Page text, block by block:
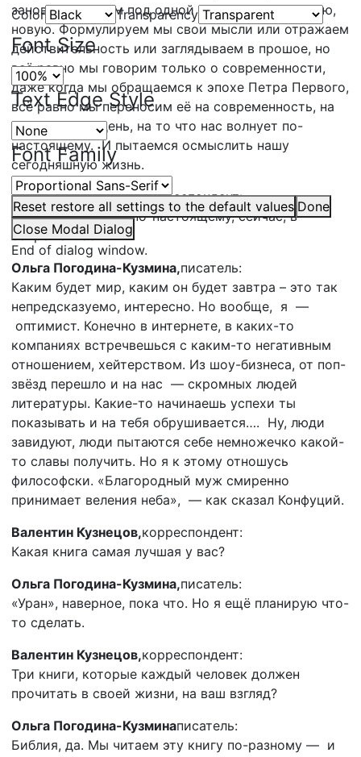
Color Transparency
Font Size
Text Edge Style
Font Family
Reset restore all settings to the default values Done
Close Modal Dialog
End of dialog window.
заново выпустим под одной обложкой, трилогию,
новую. Формулируем мы свои мысли или отражаем
действительность или заглядываем в прошое, но
всё равно мы говорим только о современности,
даже когда мы обращаемся к эпохе Петра Первого,
всё равно мы переносим её на современность, на
сегодняшний день, на то что нас волнует по-
настоящему. И пытаемся осмыслить нашу
сегодняшную жизнь.
Валентин Кузнецов,корреспондент:
А что вас волнует по-настоящему, сейчас, в
современности?
Ольга Погодина-Кузмина,писатель:
Каким будет мир, каким он будет завтра – это так
непредсказуемо, интересно. Но вообще, я —
оптимист. Конечно в интернете, в каких-то
компаниях встречвешься с каким-то негативным
отношением, хейтерством. Из шоу-бизнеса, от поп-
звёзд перешло и на нас — скромных людей
литературы. Какие-то начинаешь успехи ты
показывать и на тебя обрушивается…. Ну, люди
завидуют, люди пытаются себе немножечко какой-
то славы получить. Но я к этому отношусь
философски. «Благородный муж смиренно
принимает веления неба», — как сказал Конфуций.
Валентин Кузнецов,корреспондент:
Какая книга самая лучшая у вас?
Ольга Погодина-Кузмина,писатель:
«Уран», наверное, пока что. Но я ещё планирую что-
то сделать.
Валентин Кузнецов,корреспондент:
Три книги, которые каждый человек должен
прочитать в своей жизни, на ваш взгляд?
Ольга Погодина-Кузминаписатель:
Библия, да. Мы читаем эту книгу по-разному — и